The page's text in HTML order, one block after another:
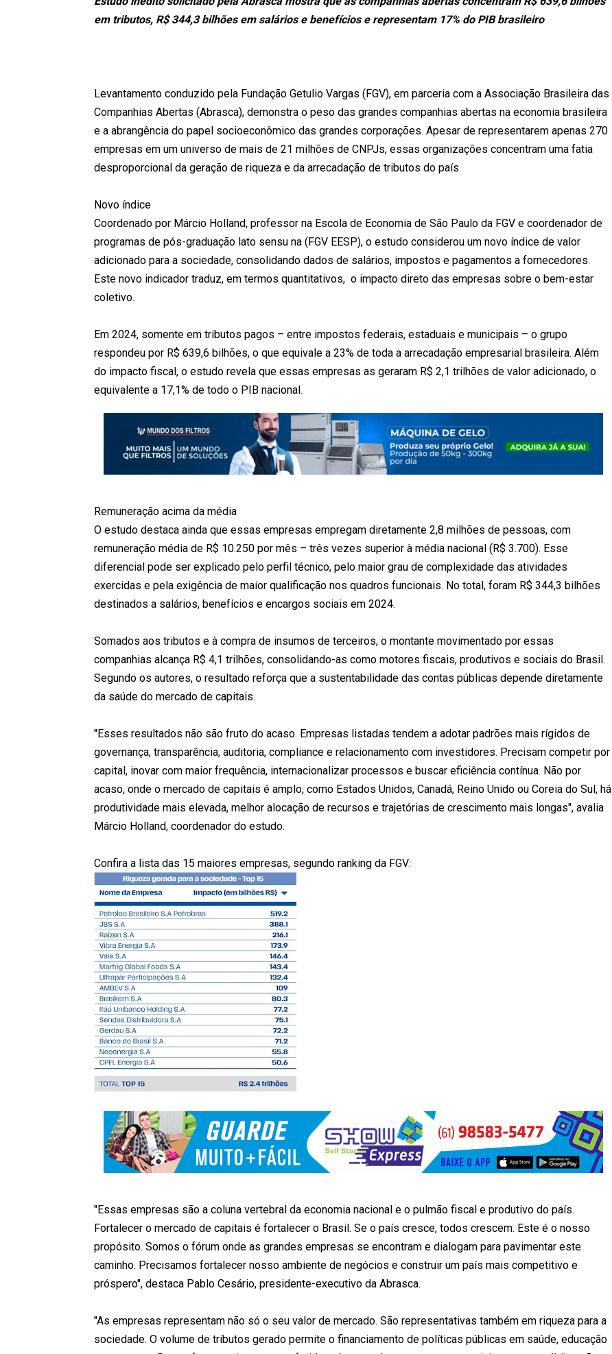
em tributos, R$ 344,3 bilhões em salários e benefícios e representam 17% do PIB brasileiro
Levantamento conduzido pela Fundação Getulio Vargas (FGV), em parceria com a Associação Brasileira das
Companhias Abertas (Abrasca), demonstra o peso das grandes companhias abertas na economia brasileira
e a abrangência do papel socioeconômico das grandes corporações. Apesar de representarem apenas 270
empresas em um universo de mais de 21 milhões de CNPJs, essas organizações concentram uma fatia
desproporcional da geração de riqueza e da arrecadação de tributos do país.
Novo índice
Coordenado por Márcio Holland, professor na Escola de Economia de São Paulo da FGV e coordenador de
programas de pós-graduação lato sensu na (FGV EESP), o estudo considerou um novo índice de valor
adicionado para a sociedade, consolidando dados de salários, impostos e pagamentos a fornecedores.
Este novo indicador traduz, em termos quantitativos, o impacto direto das empresas sobre o bem-estar
coletivo.
Em 2024, somente em tributos pagos – entre impostos federais, estaduais e municipais – o grupo
respondeu por R$ 639,6 bilhões, o que equivale a 23% de toda a arrecadação empresarial brasileira. Além
do impacto fiscal, o estudo revela que essas empresas as geraram R$ 2,1 trilhões de valor adicionado, o
equivalente a 17,1% de todo o PIB nacional.
Remuneração acima da média
O estudo destaca ainda que essas empresas empregam diretamente 2,8 milhões de pessoas, com
remuneração média de R$ 10.250 por mês – três vezes superior à média nacional (R$ 3.700). Esse
diferencial pode ser explicado pelo perfil técnico, pelo maior grau de complexidade das atividades
exercidas e pela exigência de maior qualificação nos quadros funcionais. No total, foram R$ 344,3 bilhões
destinados a salários, benefícios e encargos sociais em 2024.
Somados aos tributos e à compra de insumos de terceiros, o montante movimentado por essas
companhias alcança R$ 4,1 trilhões, consolidando-as como motores fiscais, produtivos e sociais do Brasil.
Segundo os autores, o resultado reforça que a sustentabilidade das contas públicas depende diretamente
da saúde do mercado de capitais.
"Esses resultados não são fruto do acaso. Empresas listadas tendem a adotar padrões mais rígidos de
governança, transparência, auditoria, compliance e relacionamento com investidores. Precisam competir por
capital, inovar com maior frequência, internacionalizar processos e buscar eficiência contínua. Não por
acaso, onde o mercado de capitais é amplo, como Estados Unidos, Canadá, Reino Unido ou Coreia do Sul, há
produtividade mais elevada, melhor alocação de recursos e trajetórias de crescimento mais longas", avalia
Márcio Holland, coordenador do estudo.
Confira a lista das 15 maiores empresas, segundo ranking da FGV:
"Essas empresas são a coluna vertebral da economia nacional e o pulmão fiscal e produtivo do país.
Fortalecer o mercado de capitais é fortalecer o Brasil. Se o país cresce, todos crescem. Este é o nosso
propósito. Somos o fórum onde as grandes empresas se encontram e dialogam para pavimentar este
caminho. Precisamos fortalecer nosso ambiente de negócios e construir um país mais competitivo e
próspero", destaca Pablo Cesário, presidente-executivo da Abrasca.
"As empresas representam não só o seu valor de mercado. São representativas também em riqueza para a
sociedade. O volume de tributos gerado permite o financiamento de políticas públicas em saúde, educação